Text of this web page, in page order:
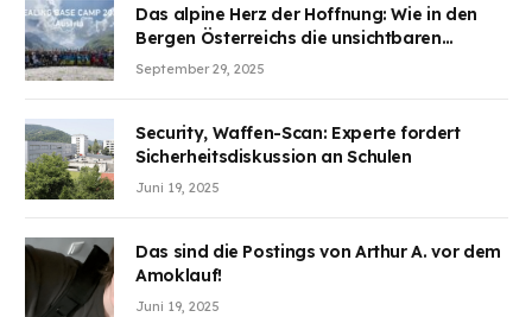
Das alpine Herz der Hoffnung: Wie in den
Bergen Österreichs die unsichtbaren
Wunden des Kriegesheilen
September 29, 2025
Security, Waffen-Scan: Experte fordert
Sicherheitsdiskussion an Schulen
Juni 19, 2025
Das sind die Postings von Arthur A. vor dem
Amoklauf!
Juni 19, 2025